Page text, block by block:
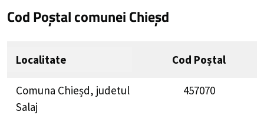
Cod Poștal comunei Chieșd
Localitate Cod Poștal
Comuna Chieșd, judetul
Salaj
457070